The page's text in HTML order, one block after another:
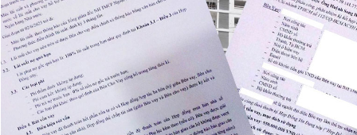
Đặt báo Quảng cáo Tòa soạn Chính sách bảo
Tổng biên tập: Nguyễn Ngọc Toàn
Phó tổng biên tập thường trực: Hải Thành
Phó tổng biên tập: Lâm Hiếu Dũng
Phó tổng biên tập: Trần Việt Hưng
Tổng thư ký tòa soạn: Đức Trung